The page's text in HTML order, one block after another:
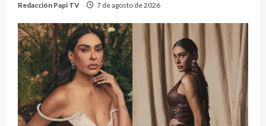
Redacción Papi TV 7 de agosto de 2026